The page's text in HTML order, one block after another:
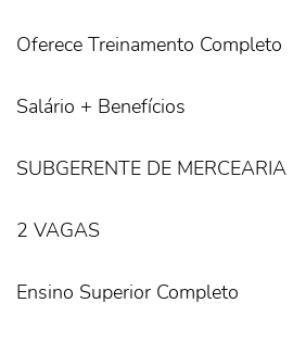
Oferece Treinamento Completo
Salário + Benefícios
SUBGERENTE DE MERCEARIA
2 VAGAS
Ensino Superior Completo